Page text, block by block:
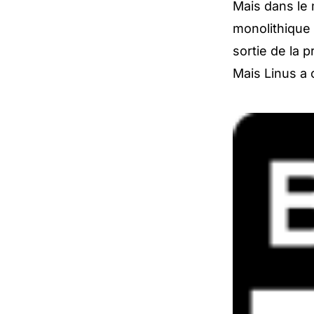
Mais dans
sortie de la
Mais Linus a